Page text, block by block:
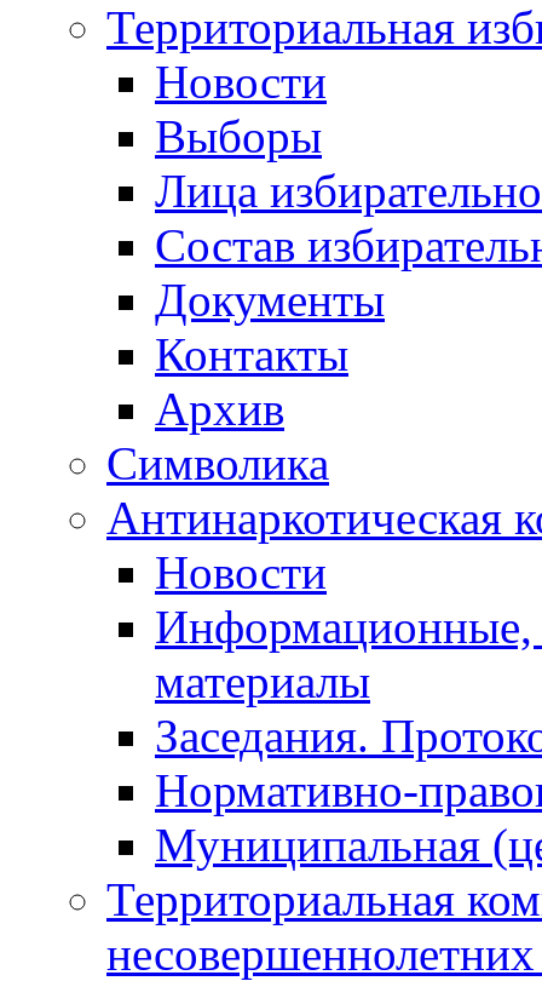
Территориальная
Новости
Выборы
Лица
Состав
Документы
Контакты
Архив
Символика
Антинаркотическая
Новости
Информационные,
материалы
Заседания.
Нормативно-
Муниципальная
Территориальная